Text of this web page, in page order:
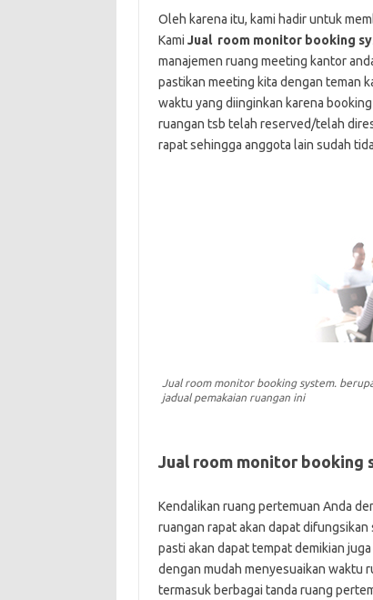
Oleh karena itu, kami hadir untuk
Kami Jual room monitor booking
manajemen ruang meeting kantor
pastikan meeting kita dengan teman
waktu yang diinginkan karena
ruangan tsb telah reserved/telah
rapat sehingga anggota lain sudah
Jual room monitor booking system.
jadual pemakaian ruangan ini
Jual room monitor booking
Kendalikan ruang pertemuan Anda
ruangan rapat akan dapat
pasti akan dapat tempat demikian
dengan mudah menyesuaikan waktu
termasuk berbagai tanda ruang